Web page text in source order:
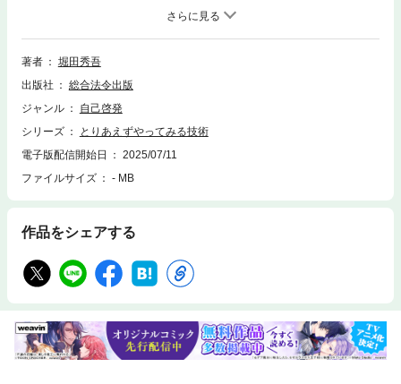
ト、検索、辞書の参照、引用などの機能が使用できません。現代人の誰も
が抱えるであろう「やったほうがいいのに、なぜか動けない」という悩
み。その正体は、やる気や意志の弱さではなく、脳と心のしくみ、そして
時代背景にあることがわかりました。本書では、心理学・脳科学・社会学
たい心」と「動きたくない脳」の構造を解き明かし、誰もが“最初の一
歩”を踏み出すための具体的な術をお伝えします。【目次】はじめに 私た
ある第2章 小さな一歩を後押しする科学第3章 行動し続ける自分の育て方
おわりに 未来はわからないからおもしろい
著者
堀田秀吾
出版社
総合法令出版
ジャンル
自己啓発
シリーズ
とりあえずやってみる技術
電子版配信開始日
2025/07/11
ファイルサイズ
- MB
作品をシェアする